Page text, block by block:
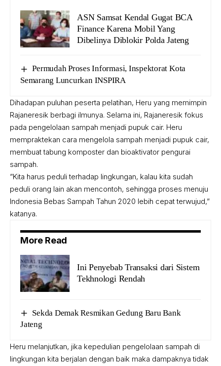
ASN Samsat Kendal Gugat BCA
Finance Karena Mobil Yang
Dibelinya Diblokir Polda Jateng
Permudah Proses Informasi, Inspektorat Kota
Semarang Luncurkan INSPIRA
Dihadapan puluhan peserta pelatihan, Heru yang memimpin
Rajaneresik berbagi ilmunya. Selama ini, Rajaneresik fokus
pada pengelolaan sampah menjadi pupuk cair. Heru
mempraktekan cara mengelola sampah menjadi pupuk cair,
membuat tabung komposter dan bioaktivator pengurai
sampah.
”Kita harus peduli terhadap lingkungan, kalau kita sudah
peduli orang lain akan mencontoh, sehingga proses menuju
Indonesia Bebas Sampah Tahun 2020 lebih cepat terwujud,”
katanya.
More Read
Ini Penyebab Transaksi dari Sistem
Tekhnologi Rendah
Sekda Demak Resmikan Gedung Baru Bank
Jateng
Heru melanjutkan, jika kepedulian pengelolaan sampah di
lingkungan kita berjalan dengan baik maka dampaknya tidak